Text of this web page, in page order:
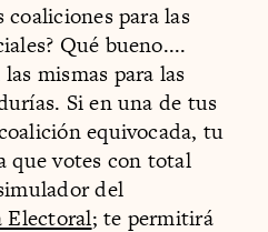
coaliciones para las
Qué bueno....
mismas para las
Si en una de tus
equivocada, tu
que votes con total
del
Electoral; te permitirá